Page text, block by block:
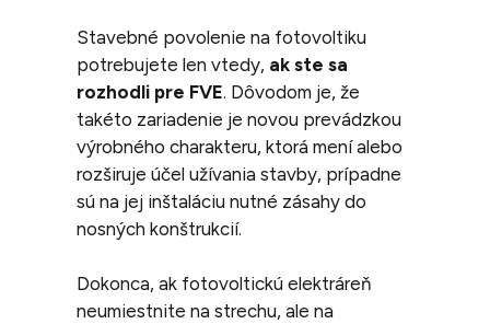
Stavebné povolenie na fotovoltiku
potrebujete len vtedy, ak ste sa
rozhodli pre FVE. Dôvodom je, že
takéto zariadenie je novou prevádzkou
výrobného charakteru, ktorá mení alebo
rozširuje účel užívania stavby, prípadne
sú na jej inštaláciu nutné zásahy do
nosných konštrukcií.
Dokonca, ak fotovoltickú elektráreň
neumiestnite na strechu, ale na